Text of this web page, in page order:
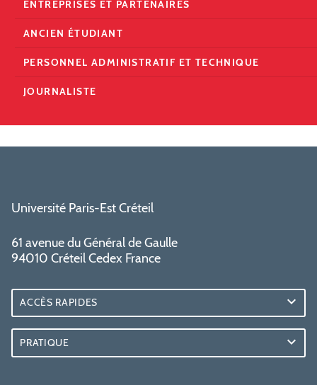
ENTREPRISES ET PARTENAIRES
ANCIEN ÉTUDIANT
PERSONNEL ADMINISTRATIF ET TECHNIQUE
JOURNALISTE
Université Paris-Est Créteil
61 avenue du Général de Gaulle
94010 Créteil Cedex France
ACCÈS RAPIDES
PRATIQUE